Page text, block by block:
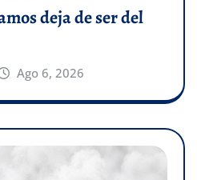
deja de ser del
Ago 6, 2026